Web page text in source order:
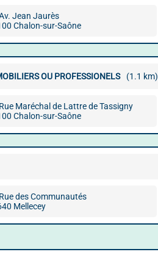
Jean Jaurès
Chalon-sur-Saône
OU PROFESSIONELS (1.1 km)
Maréchal de Lattre de Tassigny
Chalon-sur-Saône
des Communautés
Mellecey